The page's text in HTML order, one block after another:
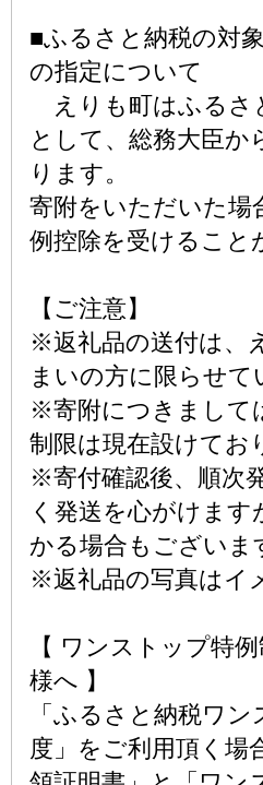
■ふるさと納税の対
の指定について
えりも町はふるさ
として、総務大臣か
ります。
寄附をいただいた場
例控除を受けること
【ご注意】
※返礼品の送付は、
まいの方に限らせて
※寄附につきまして
制限は現在設けてお
※寄付確認後、順次
く発送を心がけます
かる場合もございま
※返礼品の写真はイ
【 ワンストップ特
様へ 】
「ふるさと納税ワン
度」をご利用頂く場